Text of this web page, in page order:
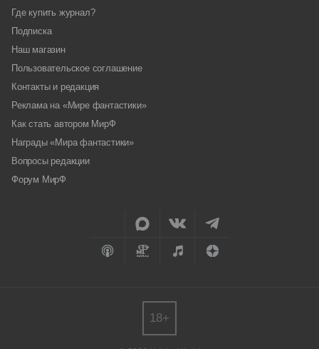
Где купить журнал?
Подписка
Наш магазин
Пользовательское соглашение
Контакты и редакция
Реклама на «Мире фантастики»
Как стать автором МирФ
Награды «Мира фантастики»
Вопросы редакции
Форум МирФ
18+